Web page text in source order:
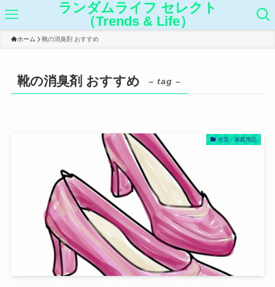
ランダムライフ セレクト
（Trends & Life）
ホーム 靴の消臭剤 おすすめ
靴の消臭剤 おすすめ – tag –
住居・家庭用品